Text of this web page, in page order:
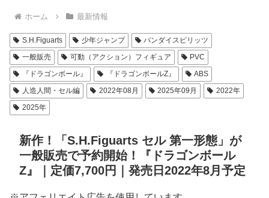
ホーム 最新情報
S.H.Figuarts 少年ジャンプ
バンダイスピリッツ
一般販売
可動（アクション）フィギュア
PVC
『ドラゴンボール』
『ドラゴンボールZ』
ABS
人造人間・セル編
2022年08月 2025年09月
2022年
2025年
新作！「S.H.Figuarts セル 第一形態」が
一般販売で予約開始！『ドラゴンボール
Z』｜定価7,700円｜発売日2022年8月予定